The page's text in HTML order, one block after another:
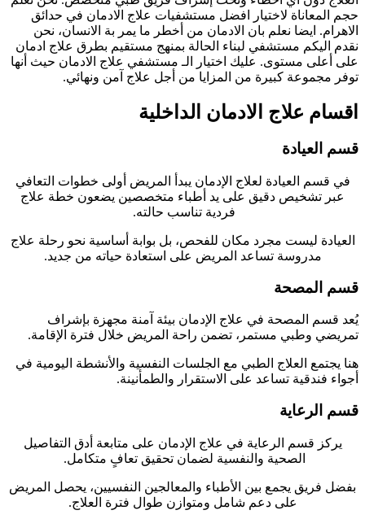
حجم المعاناة لاختيار افضل مستشفيات علاج الادمان في حدائق
الاهرام. ايضا نعلم بان الادمان من أخطر ما يمر بة الانسان، نحن
نقدم اليكم مستشفي لبناء الحالة بمنهج مستقيم بطرق علاج ادمان
على أعلى مستوى. عليك اختيار الـ مستشفي علاج الادمان حيث أنها
توفر مجموعة كبيرة من المزايا من أجل علاج آمن ونهائي.
اقسام علاج الادمان الداخلية
قسم العيادة
في قسم العيادة لعلاج الإدمان يبدأ المريض أولى خطوات التعافي
عبر تشخيص دقيق على يد أطباء متخصصين يضعون خطة علاج
فردية تناسب حالته.
العيادة ليست مجرد مكان للفحص، بل بوابة أساسية نحو رحلة علاج
مدروسة تساعد المريض على استعادة حياته من جديد.
قسم المصحة
يُعد قسم المصحة في علاج الإدمان بيئة آمنة مجهزة بإشراف
تمريضي وطبي مستمر، تضمن راحة المريض خلال فترة الإقامة.
هنا يجتمع العلاج الطبي مع الجلسات النفسية والأنشطة اليومية في
أجواء فندقية تساعد على الاستقرار والطمأنينة.
قسم الرعاية
يركز قسم الرعاية في علاج الإدمان على متابعة أدق التفاصيل
الصحية والنفسية لضمان تحقيق تعافٍ متكامل.
بفضل فريق يجمع بين الأطباء والمعالجين النفسيين، يحصل المريض
على دعم شامل ومتوازن طوال فترة العلاج.